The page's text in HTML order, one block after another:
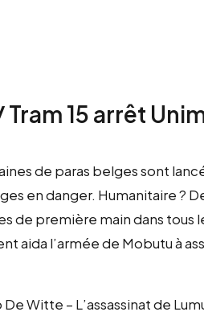
15 arrêt
de paras belges sont
en danger. Humanitaire ?
de première main dans tous
aida l’armée de Mobutu à
Witte – L’assassinat de